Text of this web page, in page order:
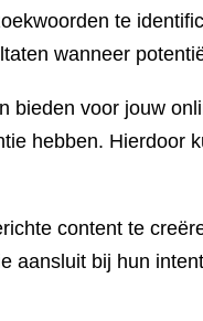
te
wanneer
voor jouw
hebben. Hierdoor
content te
aansluit bij hun